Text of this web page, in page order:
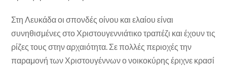
Στη Λευκάδα οι σπονδές οίνου και ελαίου είναι
συνηθισμένες στο Χριστουγεννιάτικο τραπέζι και έχουν τις
ρίζες τους στην αρχαιότητα. Σε πολλές περιοχές την
παραμονή των Χριστουγέννων ο νοικοκύρης έριχνε κρασί